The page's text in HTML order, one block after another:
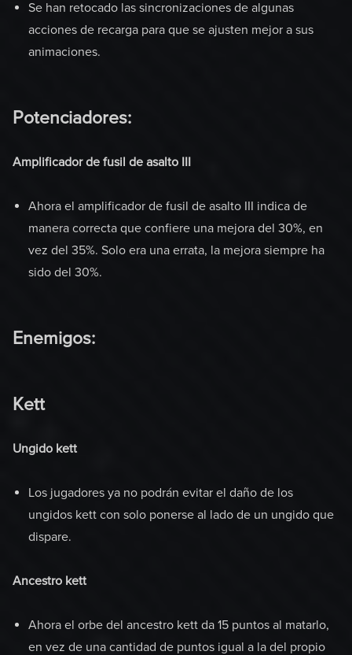
Se han retocado las sincronizaciones de algunas
acciones de recarga para que se ajusten mejor a sus
animaciones.
Potenciadores:
Amplificador de fusil de asalto III
Ahora el amplificador de fusil de asalto III indica de
manera correcta que confiere una mejora del 30%, en
vez del 35%. Solo era una errata, la mejora siempre ha
sido del 30%.
Enemigos:
Kett
Ungido kett
Los jugadores ya no podrán evitar el daño de los
ungidos kett con solo ponerse al lado de un ungido que
dispare.
Ancestro kett
Ahora el orbe del ancestro kett da 15 puntos al matarlo,
en vez de una cantidad de puntos igual a la del propio